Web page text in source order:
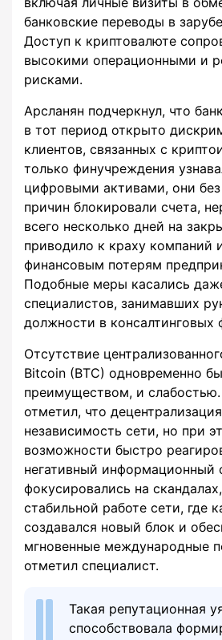
банковские переводы в
Доступ к криптовалюте
высокими операционными и
рисками.
Арсланян подчеркнул, что
в тот период открыто
клиентов, связанных с
только финучреждения
цифровыми активами, они без
причин блокировали счета,
всего несколько дней на
приводило к краху компаний
финансовым потерям
Подобные меры касались
специалистов, занимавших
должности в консалтинговых
Отсутствие
Bitcoin (BTC) одновременно
преимуществом, и
отметил, что
независимость сети, но при
возможности быстро
негативный
фокусировались на
стабильной работе сети, где
создавался новый блок и
мгновенные международные
отметил специалист.
Такая репутационная
способствовала